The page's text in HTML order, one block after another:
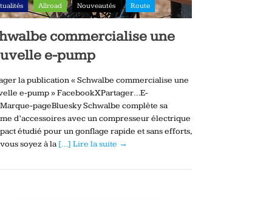
Allroad Nouveautés Route
commercialise une
e-pump
la publication « Schwalbe commercialise une
e-pump » FacebookXPartager…E-
pageBluesky Schwalbe complète sa
d’accessoires avec un compresseur électrique
étudié pour un gonflage rapide et sans efforts,
soyez à la […] Lire la suite →